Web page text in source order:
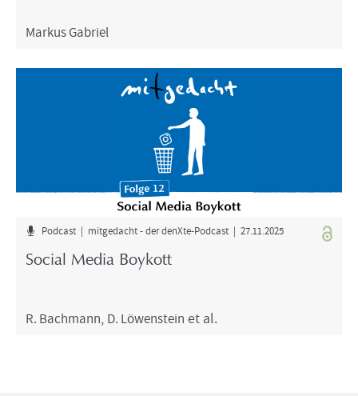
Mar­kus Ga­bri­el
Pod­cast | mit­ge­dacht - der denXte-​​​Podcast | 27.11.2025
So­cial Media Boy­kott
R. Bach­mann, D. Lö­wen­stein et al.